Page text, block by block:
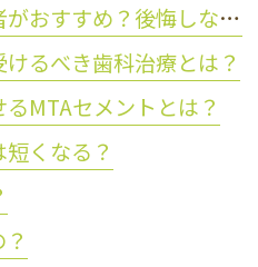
矯正治療はどんな歯医者がおすすめ？後悔しない歯科医院の選び方
るべき歯科治療とは？
MTAセメントとは？
くなる？